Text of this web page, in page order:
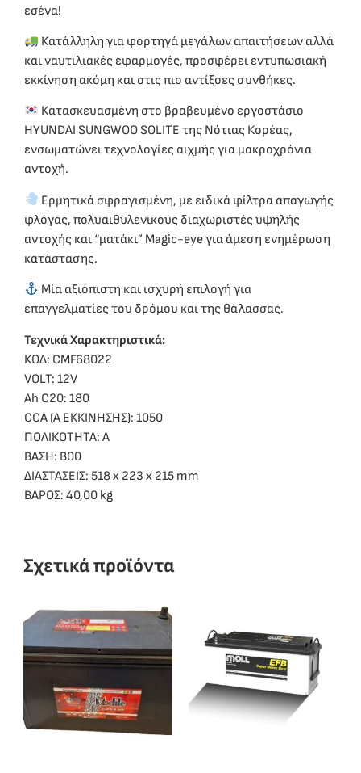
εσένα!
Κατάλληλη για φορτηγά μεγάλων απαιτήσεων αλλά
και ναυτιλιακές εφαρμογές, προσφέρει εντυπωσιακή
εκκίνηση ακόμη και στις πιο αντίξοες συνθήκες.
Κατασκευασμένη στο βραβευμένο εργοστάσιο
HYUNDAI SUNGWOO SOLITE της Νότιας Κορέας,
ενσωματώνει τεχνολογίες αιχμής για μακροχρόνια
αντοχή.
Ερμητικά σφραγισμένη, με ειδικά φίλτρα απαγωγής
φλόγας, πολυαιθυλενικούς διαχωριστές υψηλής
αντοχής και “ματάκι” Magic-eye για άμεση ενημέρωση
κατάστασης.
Μία αξιόπιστη και ισχυρή επιλογή για
επαγγελματίες του δρόμου και της θάλασσας.
Τεχνικά Χαρακτηριστικά:
ΚΩΔ: CMF68022
VOLT: 12V
Ah C20: 180
CCA (Α ΕΚΚΙΝΗΣΗΣ): 1050
ΠΟΛΙΚΟΤΗΤΑ: A
ΒΑΣΗ: B00
ΔΙΑΣΤΑΣΕΙΣ: 518 x 223 x 215 mm
ΒΑΡΟΣ: 40,00 kg
Σχετικά προϊόντα